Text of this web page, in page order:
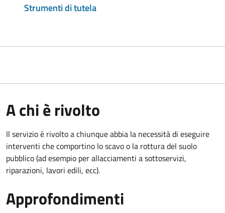
Strumenti di tutela
A chi è rivolto
Il servizio è rivolto a chiunque abbia la necessità di eseguire
interventi che comportino lo scavo o la rottura del suolo
pubblico (ad esempio per allacciamenti a sottoservizi,
riparazioni, lavori edili, ecc).
Approfondimenti